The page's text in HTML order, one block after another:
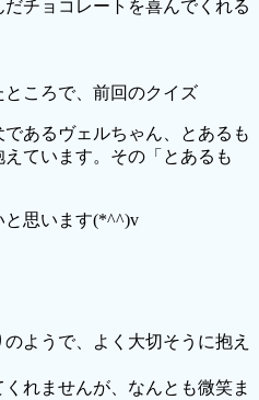
チョコレートを喜んでくれる
ころで、前回のクイズ
あるヴェルちゃん、とあるも
ています。その「とあるも
と思います(*^^)v
ようで、よく大切そうに抱え
れませんが、なんとも微笑ま